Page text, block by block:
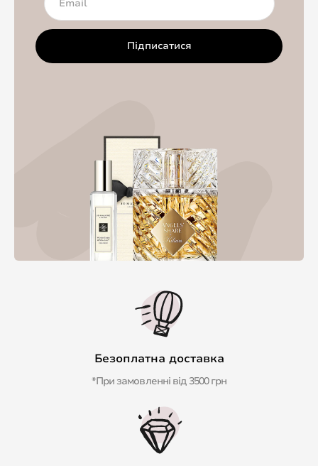
Підписатися
Безоплатна доставка
*При замовленні від 3500 грн